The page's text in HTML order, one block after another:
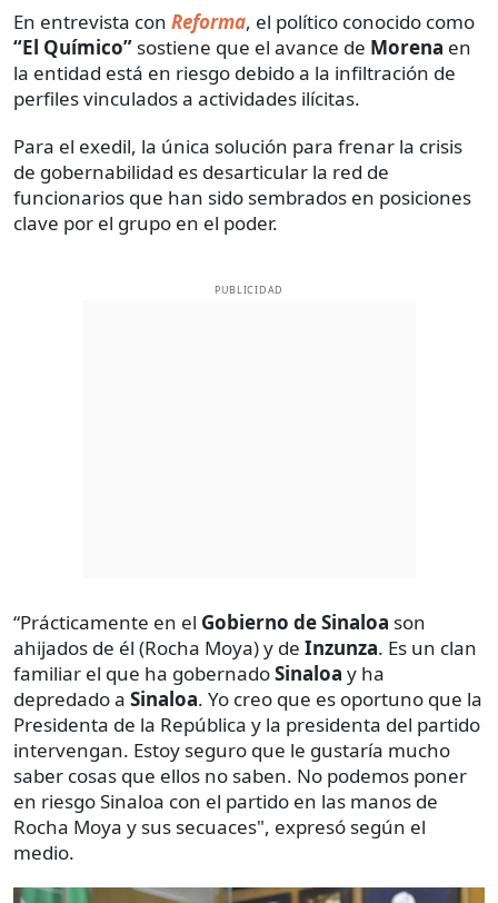
En entrevista con Reforma, el político conocido como
“El Químico” sostiene que el avance de Morena en
la entidad está en riesgo debido a la infiltración de
perfiles vinculados a actividades ilícitas.
Para el exedil, la única solución para frenar la crisis
de gobernabilidad es desarticular la red de
funcionarios que han sido sembrados en posiciones
clave por el grupo en el poder.
PUBLICIDAD
“Prácticamente en el Gobierno de Sinaloa son
ahijados de él (Rocha Moya) y de Inzunza. Es un clan
familiar el que ha gobernadoSinaloa y ha
depredado a Sinaloa. Yo creo que es oportuno que la
Presidenta de la República y la presidenta del partido
intervengan. Estoy seguro que le gustaría mucho
saber cosas que ellos no saben. No podemos poner
en riesgo Sinaloa con el partido en las manos de
Rocha Moya y sus secuaces", expresó según el
medio.